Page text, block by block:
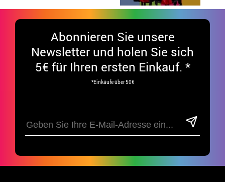
Abonnieren Sie unsere
Newsletter und holen Sie sich
5€ für Ihren ersten Einkauf. *
*Einkäufe über 50€